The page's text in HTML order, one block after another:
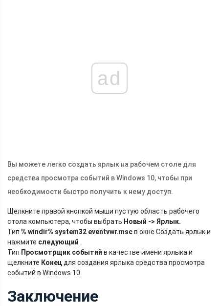
ad
Вы можете легко создать ярлык на рабочем столе для
средства просмотра событий в Windows 10, чтобы при
необходимости быстро получить к нему доступ.
Щелкните правой кнопкой мыши пустую область рабочего
стола компьютера, чтобы выбрать Новый -> Ярлык.
Тип % windir% system32 eventvwr.mscв окне Создать ярлык и
нажмите следующий
Тип Просмотрщик событий в качестве имени ярлыка и
щелкните Конец для создания ярлыка средства просмотра
событий в Windows 10.
Заключение